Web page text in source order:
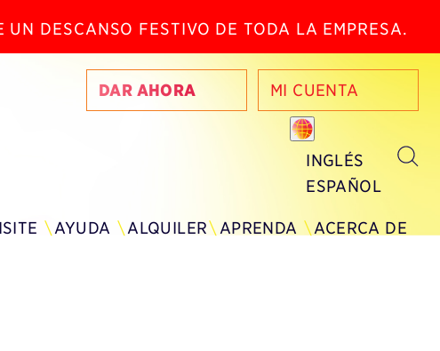
DESCANSO FESTIVO DE TODA LA EMPRESA.
DAR AHORA MI CUENTA
INGLÉS
ESPAÑOL
AYUDA ALQUILER APRENDA ACERCA DE